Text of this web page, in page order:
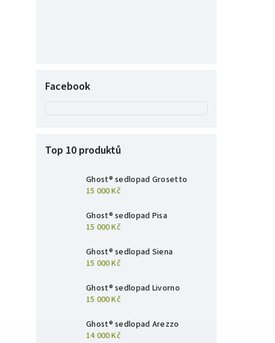
Facebook
Top 10 produktů
Ghost® sedlopad Grosetto
15 000 Kč
Ghost® sedlopad Pisa
15 000 Kč
Ghost® sedlopad Siena
15 000 Kč
Ghost® sedlopad Livorno
15 000 Kč
Ghost® sedlopad Arezzo
14 000 Kč